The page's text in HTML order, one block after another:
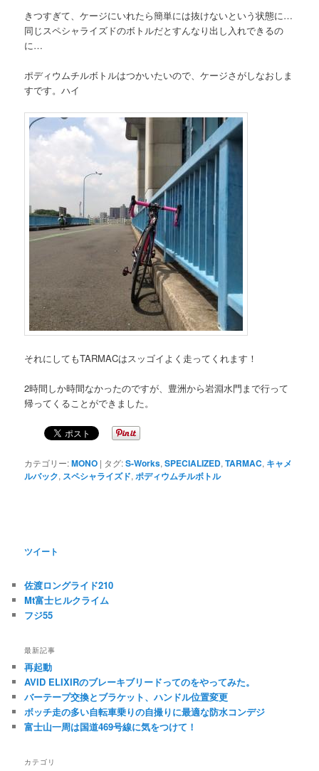
きつすぎて、ケージにいれたら簡単には抜けないという状態に…
同じスペシャライズドのボトルだとすんなり出し入れできるの
に…
ポディウムチルボトルはつかいたいので、ケージさがしなおしま
すです。ハイ
それにしてもTARMACはスッゴイよく走ってくれます！
2時間しか時間なかったのですが、豊洲から岩淵水門まで行って
帰ってくることができました。
カテゴリー:MONO | タグ:S-Works,SPECIALIZED,TARMAC, キャメ
ルバック, スペシャライズド, ポディウムチルボトル
ツイート
佐渡ロングライド210
Mt富士ヒルクライム
フジ55
最新記事
再起動
AVID ELIXIRのブレーキブリードってのをやってみた。
バーテープ交換とブラケット、ハンドル位置変更
ボッチ走の多い自転車乗りの自撮りに最適な防水コンデジ
富士山一周は国道469号線に気をつけて！
カテゴリ